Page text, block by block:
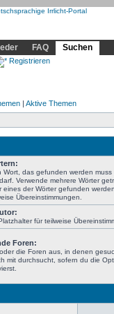
FAQ Suchen
Registrieren
| Aktive Themen
Wort, das gefunden werden muss
Verwende mehrere Wörter
eines der Wörter gefunden
Übereinstimmungen.
für teilweise
Foren:
die Foren aus, in denen
mit durchsucht, sofern du die